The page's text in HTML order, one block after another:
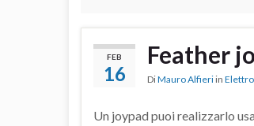
FEB
16
Feather
DiMauro Alfieri in
Un joypad puoi realizzarlo